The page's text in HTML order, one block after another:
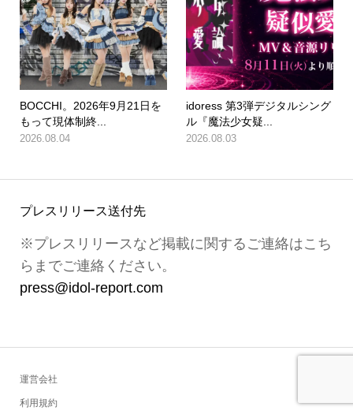
BOCCHI。2026年9月21日を
もって現体制終...
2026.08.04
idoress 第3弾デジタルシング
ル『魔法少女疑...
2026.08.03
プレスリリース送付先
※プレスリリースなど掲載に関するご連絡はこち
らまでご連絡ください。
press@idol-report.com
運営会社
利用規約